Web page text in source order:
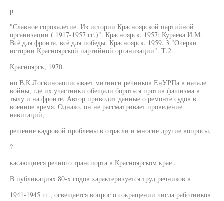
р
"Славное сорокалетие. Из истории Красноярской партийной
организации ( 1917-1957 гг.)". Красноярск, 1957; Кураева И.М.
Всё для фронта, всё для победы. Красноярск, 1959. 3 "Очерки
истории Красноярской партийной организации". Т.2.
Красноярск, 1970.
но В.К.Логвиноаописывает митинги речников ЕнУРПа в начале
войны, где их участники обещали бороться против фашизма в
тылу и на фронте. Автор приводит данные о ремонте судов в
военное время. Однако, он не рассматривает проведение
навигаций,
решение кадровой проблемы в отрасли и многие другие вопросы,
?
касающиеся речного транспорта в Красноярском крае .
В публикациях 80-х годов характеризуется труд речников в
1941-1945 гг., освещается вопрос о сокращении числа работников